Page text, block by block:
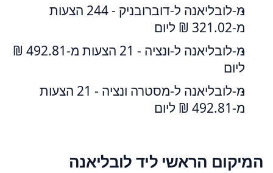
מ-לובליאנה ל-דוברובניק - 244 הצעות
מ-‏321.02 ‏₪ ליום
מ-לובליאנה ל-ונציה - 21 הצעות מ-‏492.81 ‏₪
ליום
מ-לובליאנה ל-מסטרה ונציה - 21 הצעות
מ-‏492.81 ‏₪ ליום
המיקום הראשי ליד לובליאנה